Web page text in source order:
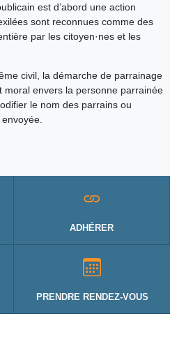
est d’abord une action
sont reconnues comme des
par les citoyen·nes et les
civil, la démarche de parrainage
moral envers la personne parrainée
le nom des parrains ou
ADHÉRER
PRENDRE RENDEZ-VOUS